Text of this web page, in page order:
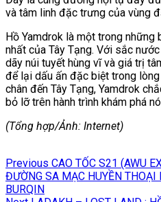
và tâm linh đặc trưng của vùng
Hồ Yamdrok là một trong
nhất của Tây Tạng. Với sắc
dãy núi tuyết hùng vĩ và giá trị
để lại dấu ấn đặc biệt trong
chân đến Tây Tạng, Yamdrok
bỏ lỡ trên hành trình khám phá
(Tổng hợp/Ảnh: Internet)
hướng
bài
Previous Previous
post:
CAO TỐC S21 (AWU
ĐƯỜNG SA MẠC HUYỀN
BURQIN